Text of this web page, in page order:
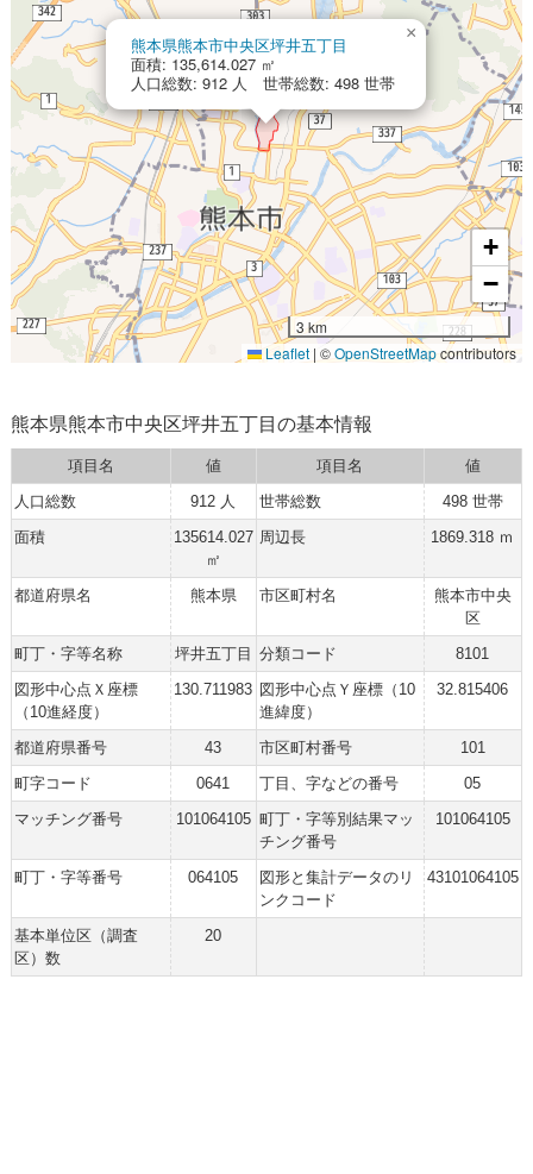
熊本県熊本市中央区坪井五丁目
面積: 135,614.027 ㎡
人口総数: 912 人 世帯総数: 498 世帯
×
+
−
3 km
Leaflet | ©OpenStreetMapcontributors
熊本県熊本市中央区坪井五丁目の基本情報
項目名 値 項目名
値
人口総数
912 人 世帯総数
498 世帯
面積
135614.027
㎡
周辺長 1869.318 ｍ
都道府県名 熊本県 市区町村名
熊本市中央
区
町丁・字等名称
坪井五丁目 分類コード
8101
図形中心点Ｘ座標
（10進経度）
130.711983 図形中心点Ｙ座標（10
進緯度）
32.815406
都道府県番号 43 市区町村番号
101
町字コード
0641 丁目、字などの番号
05
マッチング番号
101064105 町丁・字等別結果マッ
チング番号
101064105
町丁・字等番号 064105
図形と集計データのリ
ンクコード
43101064105
基本単位区（調査
区）数
20